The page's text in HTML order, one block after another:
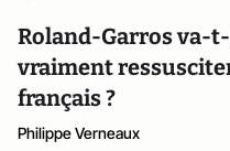
Roland-Garros va-
vraiment
français ?
Philippe Verneaux